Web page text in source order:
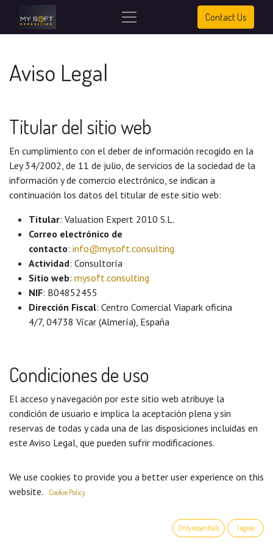
Contact Us
Aviso Legal
Titular del sitio web
En cumplimiento con el deber de información recogido en la
Ley 34/2002, de 11 de julio, de servicios de la sociedad de la
información y de comercio electrónico, se indican a
continuación los datos del titular de este sitio web:
Titular: Valuation Expert 2010 S.L.
Correo electrónico de
contacto: info@mysoft.consulting
Actividad: Consultoría
Sitio web: mysoft.consulting
NIF: B04852455
Dirección Fiscal: Centro Comercial Viapark oficina
4/7, 04738 Vícar (Almería), España
Condiciones de uso
El acceso y navegación por este sitio web atribuye la
condición de usuario e implica la aceptación plena y sin
reservas de todas y cada una de las disposiciones incluidas en
este Aviso Legal, que pueden sufrir modificaciones.
web de conformidad con las leyes, la buena fe, el orden
público, los usos del tráfico y el presente Aviso Legal. El
frente a terceros por cualesquiera daños y perjuicios que
pudieran causarse como consecuencia del incumplimiento de
We use cookies to provide you a better user experience on this
website.
Cookie Policy
Only essentials I agree